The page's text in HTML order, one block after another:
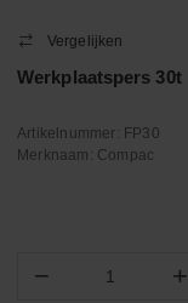
Vergelijken
Werkplaatspers 30t
Artikelnummer: FP30
Merknaam: Compac
− Aantal +